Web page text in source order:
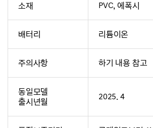
소재 PVC, 에폭시
배터리 리튬이온
주의사항 하기 내용 참고
동일모델
출시년월
2025. 4